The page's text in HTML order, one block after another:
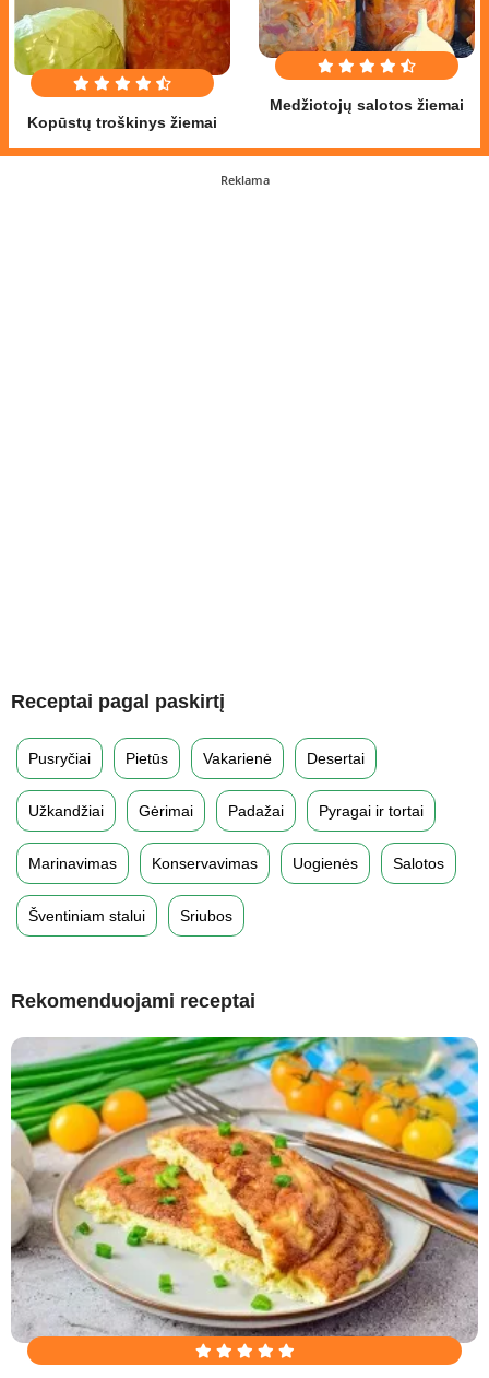
Kopūstų troškinys žiemai
Medžiotojų salotos žiemai
Reklama
Receptai pagal paskirtį
Pusryčiai Pietūs Vakarienė Desertai
Užkandžiai Gėrimai Padažai Pyragai ir tortai
Marinavimas Konservavimas Uogienės Salotos
Šventiniam stalui Sriubos
Rekomenduojami receptai